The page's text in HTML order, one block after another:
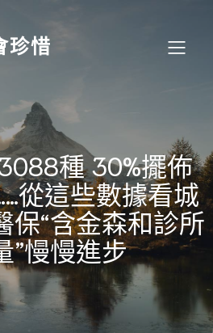
珍惜
種 30%擺佈
從這些數據看城
保“含金森和診所
”慢慢進步